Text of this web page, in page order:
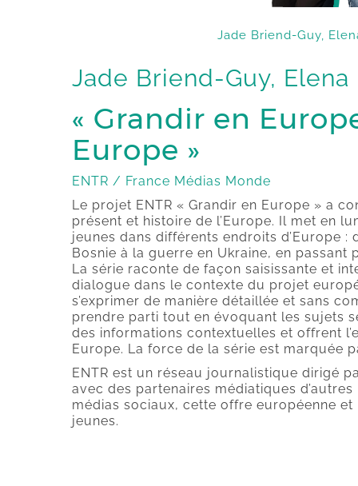
Jade Briend-Guy,
Jade Briend-Guy,
« Grandir en
Europe »
ENTR / France Médias Monde
Le projet ENTR « Grandir en Europe » a
présent et histoire de l’Europe. Il met en
jeunes dans différents endroits d’Europe
Bosnie à la guerre en Ukraine, en
La série raconte de façon saisissante et
dialogue dans le contexte du projet
s’exprimer de manière détaillée et sans
prendre parti tout en évoquant les sujets
des informations contextuelles et offrent
Europe. La force de la série est marquée
ENTR est un réseau journalistique dirigé
avec des partenaires médiatiques
médias sociaux, cette offre européenne
jeunes.